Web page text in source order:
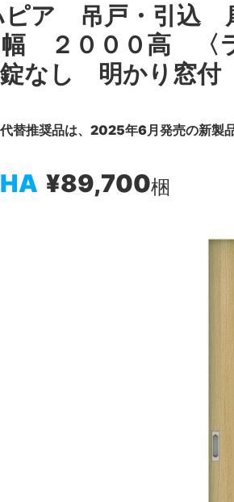
ピア 吊戸・引込
２０００高 〈
なし 明かり窓付
代替推奨品は、2025年6月発売の新製
¥89,700梱